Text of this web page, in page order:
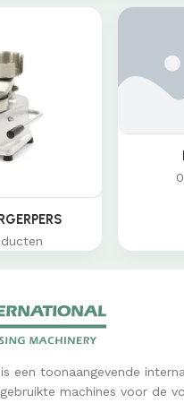
is een toonaangevende
machines voor de